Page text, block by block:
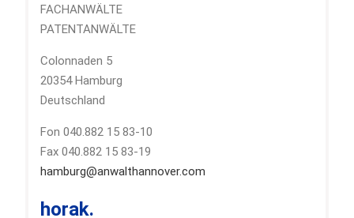
FACHANWÄLTE
PATENTANWÄLTE
Colonnaden 5
20354 Hamburg
Deutschland
Fon 040.882 15 83-10
Fax 040.882 15 83-19
hamburg@anwalthannover.com
horak.